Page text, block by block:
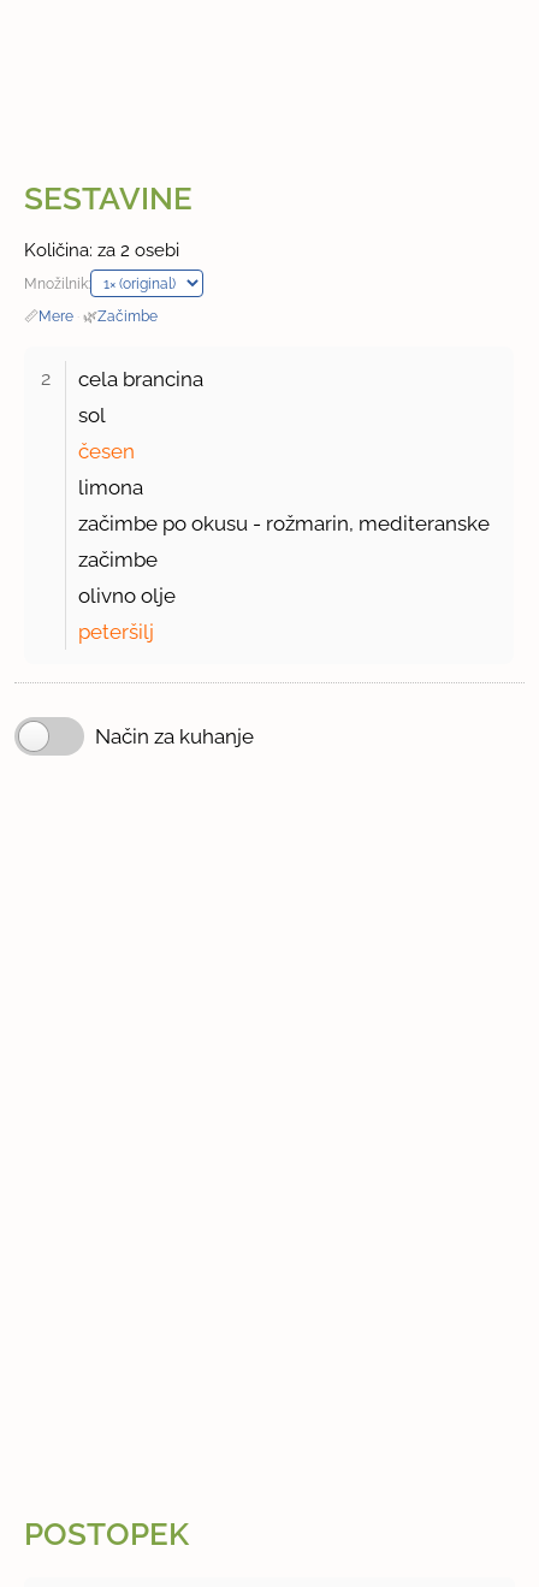
SESTAVINE
Količina: za 2 osebi
Množilnik:
📏Mere · 🌿Začimbe
2
cela brancina
sol
česen
limona
začimbe po okusu - rožmarin, mediteranske
začimbe
olivno olje
peteršilj
Način za kuhanje
POSTOPEK